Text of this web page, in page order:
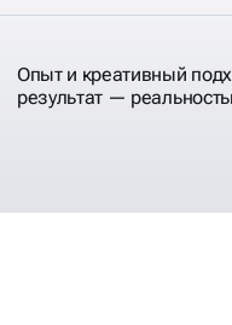
Опыт и креативный
результат —